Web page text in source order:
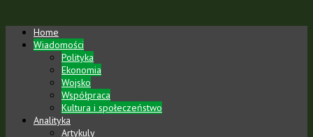
Home
Wiadomości
Polityka
Ekonomia
Wojsko
Współpraca
Kultura i społeczeństwo
Analityka
Artykuly